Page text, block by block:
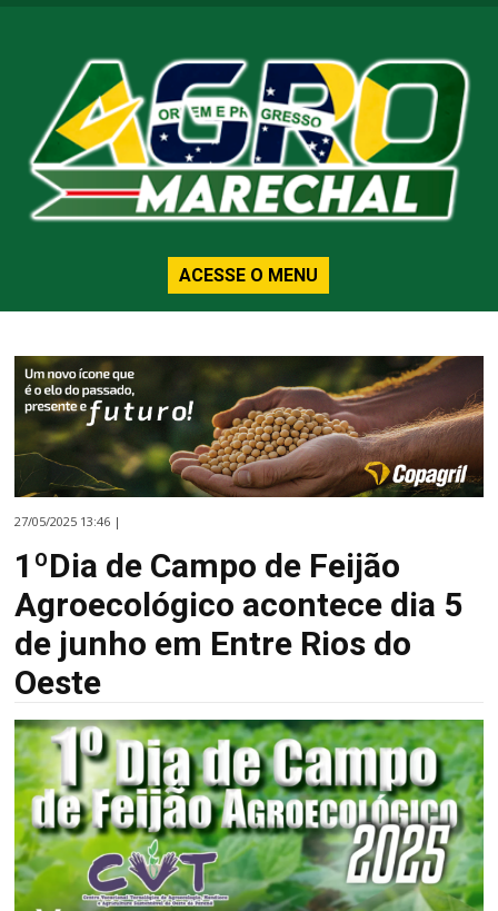
ACESSE O MENU
27/05/2025 13:46 |
1ºDia de Campo de Feijão
Agroecológico acontece dia 5
de junho em Entre Rios do
Oeste